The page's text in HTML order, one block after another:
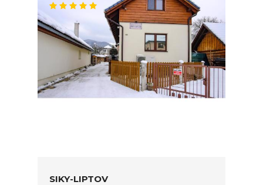
SIKY-LIPTOV